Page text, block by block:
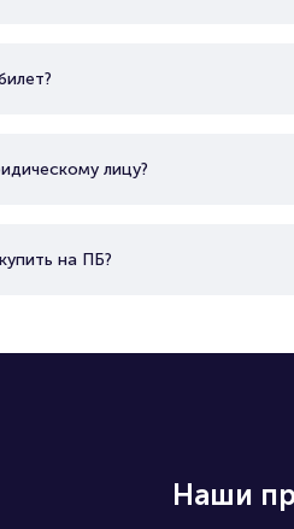
лицу?
на ПБ?
Наши